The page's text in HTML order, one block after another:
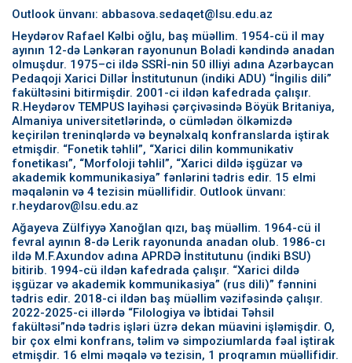
Outlook ünvanı: abbasova.sedaqet@lsu.edu.az
Heydərov Rafael Kəlbi oğlu, baş müəllim. 1954-cü il may
ayının 12-də Lənkəran rayonunun Boladi kəndində anadan
olmuşdur. 1975–ci ildə SSRİ-nin 50 illiyi adına Azərbaycan
Pedaqoji Xarici Dillər İnstitutunun (indiki ADU) “İngilis dili”
fakültəsini bitirmişdir. 2001-ci ildən kafedrada çalışır.
R.Heydərov TEMPUS layihəsi çərçivəsində Böyük Britaniya,
Almaniya universitetlərində, o cümlədən ölkəmizdə
keçirilən treninqlərdə və beynəlxalq konfranslarda iştirak
etmişdir. “Fonetik təhlil”, “Xarici dilin kommunikativ
fonetikası”, “Morfoloji təhlil”, “Xarici dildə işgüzar və
akademik kommunikasiya” fənlərini tədris edir. 15 elmi
məqalənin və 4 tezisin müəllifidir. Outlook ünvanı:
r.heydarov@lsu.edu.az
Ağayeva Zülfiyyə Xanoğlan qızı, baş müəllim. 1964-cü il
fevral ayının 8-də Lerik rayonunda anadan olub. 1986-cı
ildə M.F.Axundov adına APRDƏ İnstitutunu (indiki BSU)
bitirib. 1994-cü ildən kafedrada çalışır. “Xarici dildə
işgüzar və akademik kommunikasiya” (rus dili)” fənnini
tədris edir. 2018-ci ildən baş müəllim vəzifəsində çalışır.
2022-2025-ci illərdə “Filologiya və İbtidai Təhsil
fakültəsi”ndə tədris işləri üzrə dekan müavini işləmişdir. O,
bir çox elmi konfrans, təlim və simpoziumlarda fəal iştirak
etmişdir. 16 elmi məqalə və tezisin, 1 proqramın müəllifidir.